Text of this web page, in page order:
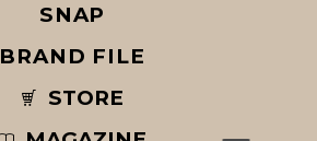
SNAP
BRAND FILE
STORE